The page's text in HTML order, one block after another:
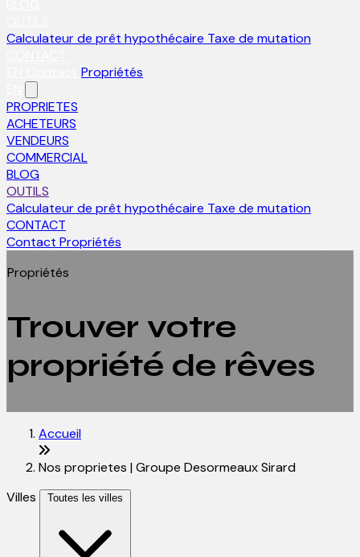
Calculateur de prêt hypothécaire Taxe de mutation
Propriétés
PROPRIETES
ACHETEURS
VENDEURS
COMMERCIAL
BLOG
OUTILS
Calculateur de prêt hypothécaire Taxe de mutation
CONTACT
Contact Propriétés
Propriétés
Trouver votre
propriété de rêves
Accueil
Nos proprietes | Groupe Desormeaux Sirard
Villes
Toutes les villes